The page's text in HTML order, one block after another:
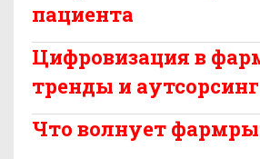
пациента
Цифровизация в
тренды и аутсорсинг
Что волнует